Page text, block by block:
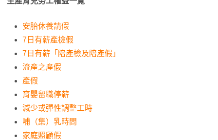
安胎休養請假
7日有薪產檢假
7日有薪「陪產檢及陪產假」
流產之產假
產假
育嬰留職停薪
減少或彈性調整工時
哺（集）乳時間
家庭照顧假